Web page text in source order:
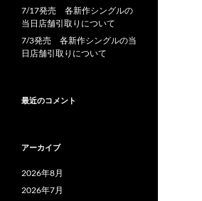
7/17発売 各新作シングルの
当日店舗引取りについて
7/3発売 各新作シングルの当
日店舗引取りについて
最近のコメント
アーカイブ
2026年8月
2026年7月